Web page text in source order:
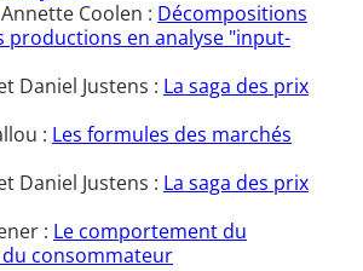
Coolen : Décompositions
productions en analyse "input-
Daniel Justens : La saga des prix
: Les formules des marchés
Daniel Justens : La saga des prix
: Le comportement du
consommateur